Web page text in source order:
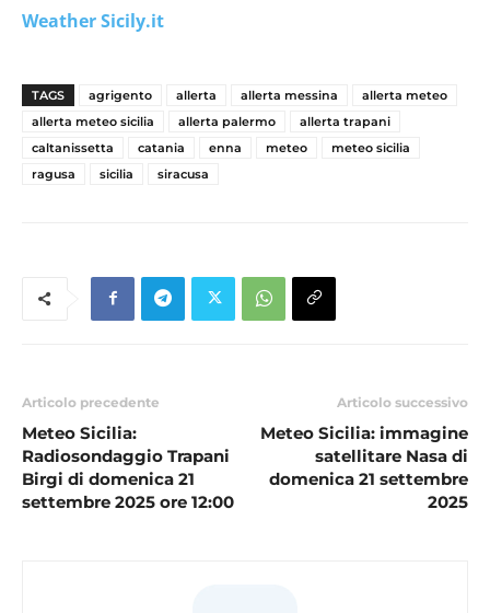
Weather Sicily.it
TAGS agrigento allerta allerta messina
allerta meteo
allerta meteo sicilia
allerta palermo
allerta trapani
caltanissetta
catania enna meteo
meteo sicilia
ragusa
sicilia siracusa
Articolo precedente
Meteo Sicilia:
Radiosondaggio Trapani
Birgi di domenica 21
settembre 2025 ore 12:00
Articolo successivo
Meteo Sicilia: immagine
satellitare Nasa di
domenica 21 settembre
2025